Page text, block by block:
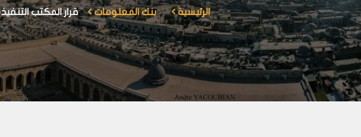
الرئيسية بنك المعلومات قرار المكتب